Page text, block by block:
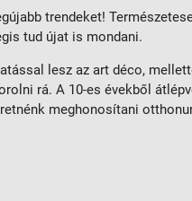
trendeket!
tud újat is mondani.
lesz az art déco,
rá. A 10-es évekből
meghonosítani